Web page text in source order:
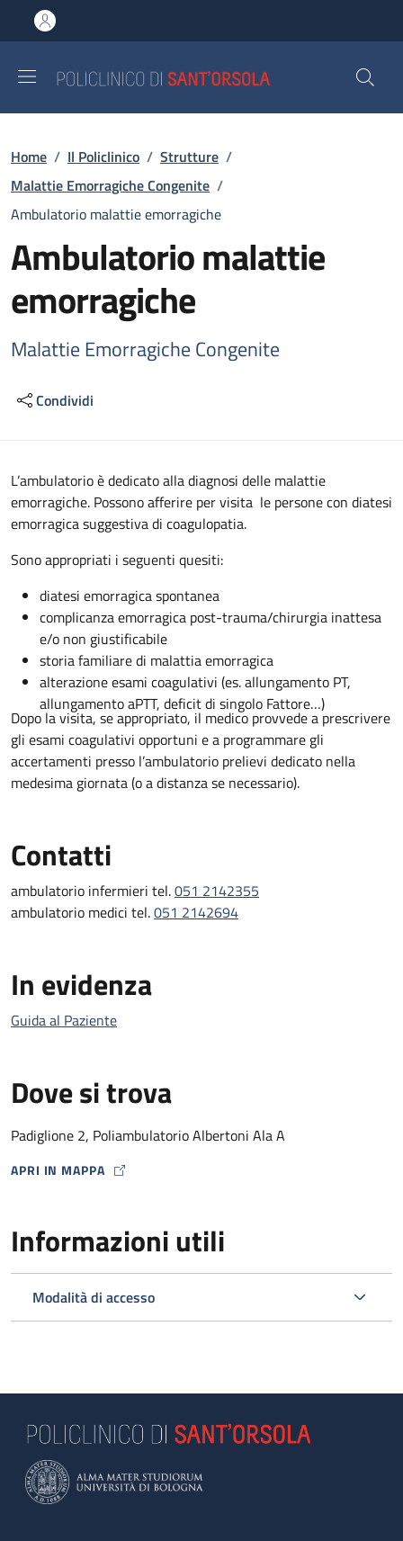
al contenuto principale
to footer content
Briciole di pane
Home / Il Policlinico / Strutture /
Malattie Emorragiche Congenite /
Ambulatorio malattie emorragiche
Ambulatorio malattie
emorragiche
Malattie Emorragiche Congenite
Condividi
Descrizione
L’ambulatorio è dedicato alla diagnosi delle malattie
emorragiche. Possono afferire per visita le persone con diatesi
emorragica suggestiva di coagulopatia.
Sono appropriati i seguenti quesiti:
diatesi emorragica spontanea
complicanza emorragica post-trauma/chirurgia inattesa
e/o non giustificabile
storia familiare di malattia emorragica
alterazione esami coagulativi (es. allungamento PT,
allungamento aPTT, deficit di singolo Fattore…)
Dopo la visita, se appropriato, il medico provvede a prescrivere
gli esami coagulativi opportuni e a programmare gli
accertamenti presso l’ambulatorio prelievi dedicato nella
medesima giornata (o a distanza se necessario).
Contatti
ambulatorio infermieri tel.051 2142355
ambulatorio medici tel.051 2142694
In evidenza
Guida al Paziente
Dove si trova
Padiglione 2, Poliambulatorio Albertoni Ala A
APRI IN MAPPA
MAP ICON
Informazioni utili
Modalità di accesso